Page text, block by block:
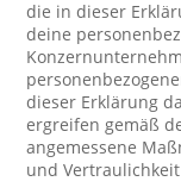
die in dieser
deine
dieser Erklärung
ergreifen gemäß
angemessene
und